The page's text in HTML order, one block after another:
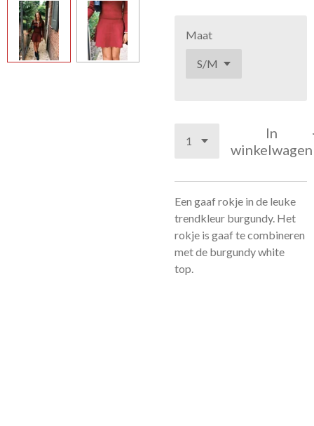
Maat
In
winkelwagen
Een gaaf rokje in de leuke
trendkleur burgundy. Het
rokje is gaaf te combineren
met de burgundy white
top.